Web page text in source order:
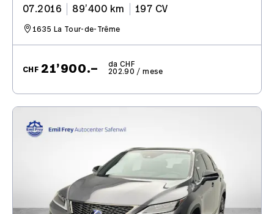
07.2016 89’400 km 197 CV
1635 La Tour-de-Trême
CHF 21’900.– da CHF
202.90 / mese